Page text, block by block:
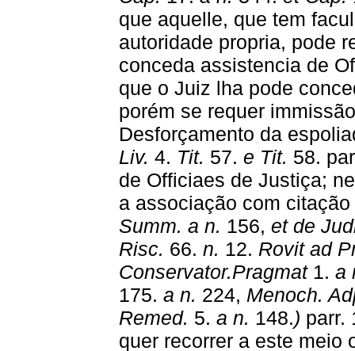
que aquelle, que tem
autoridade propria, pode
conceda assistencia de
que o Juiz lha pode
porém se requer
Desforçamento da
Liv. 4. Tit. 57. e Tit. 58.
de Officiaes de Justiça;
a associação com
Summ. a n. 156, et de
Risc. 66. n. 12. Rovit ad
Conservator.Pragmat1. a
175. a n. 224, Menoch.
Remed. 5. a n. 148.) parr.
quer recorrer a este meio